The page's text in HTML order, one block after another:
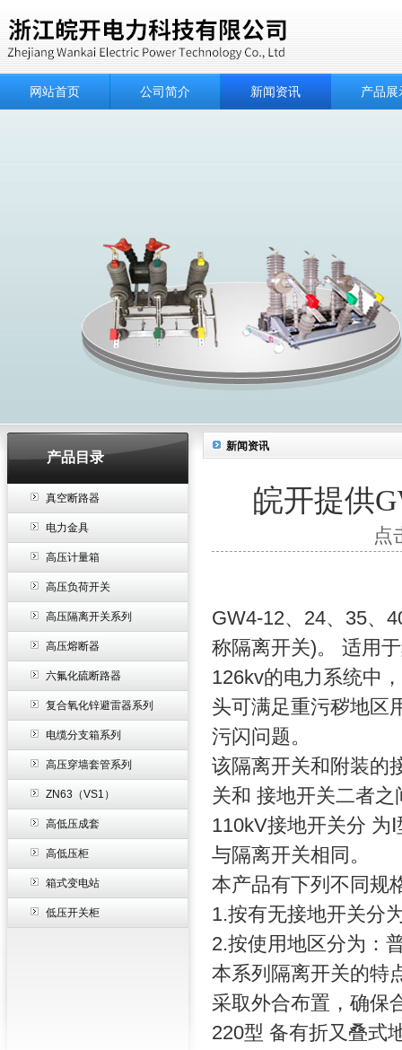
网站首页 公司简介 新闻资讯 产品展
产品目录
真空断路器
电力金具
高压计量箱
高压负荷开关
高压隔离开关系列
高压熔断器
六氟化硫断路器
复合氧化锌避雷器系列
电缆分支箱系列
高压穿墙套管系列
ZN63（VS1）
高低压成套
高低压柜
箱式变电站
低压开关柜
新闻资讯
皖开提供
点
GW4-12、24、35、
称隔离开关)。 适用
126kv的电力系统中
头可满足重污秽地区
污闪问题。
该隔离开关和附装的
关和 接地开关二者
110kV接地开关分 为
与隔离开关相同。
本产品有下列不同规
1.按有无接地开关分
2.按使用地区分为：
本系列隔离开关的特
采取外合布置，确保
220型 备有折又叠式